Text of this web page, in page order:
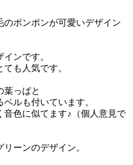
ポンポンが可愛いデザイン
ンです。
も人気です。
葉っぱと
ルも付いています。
色に似てます♪（個人意見で
ーンのデザイン。